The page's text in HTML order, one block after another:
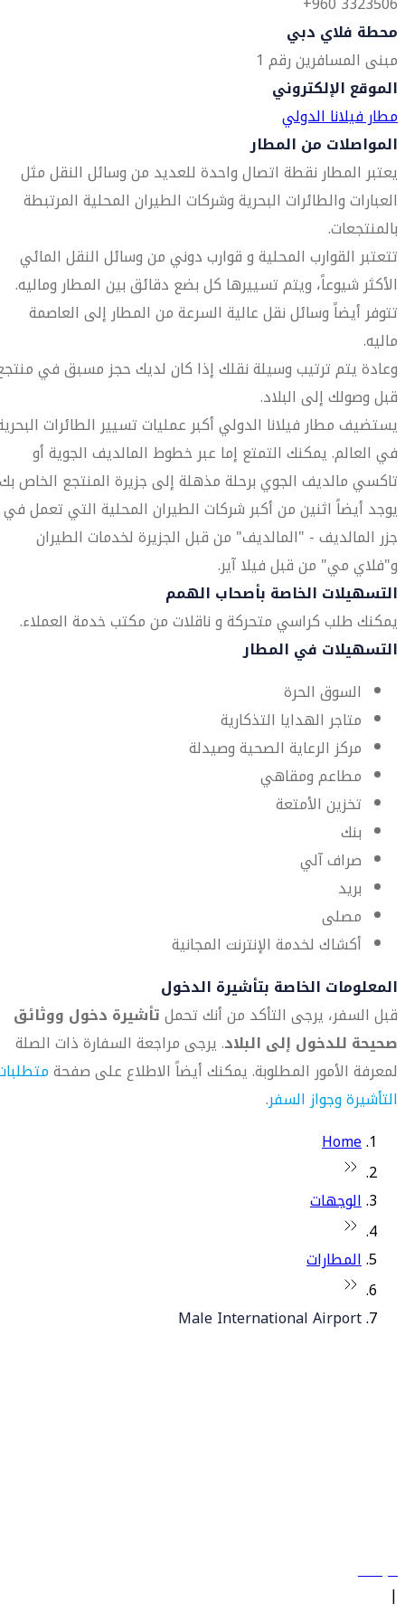
محطة فلاي دبي
مبنى المسافرين رقم 1
الموقع الإلكتروني
مطار فيلانا الدولي
المواصلات من المطار
يعتبر المطار نقطة اتصال واحدة للعديد من وسائل النقل مثل
العبارات والطائرات البحرية وشركات الطيران المحلية المرتبطة
بالمنتجعات.
تتعتبر القوارب المحلية و قوارب دوني من وسائل النقل المائي
الأكثر شيوعاً، ويتم تسييرها كل بضع دقائق بين المطار وماليه.
تتوفر أيضاً وسائل نقل عالية السرعة من المطار إلى العاصمة
ماليه.
وعادة يتم ترتيب وسيلة نقلك إذا كان لديك حجز مسبق في
قبل وصولك إلى البلاد.
يستضيف مطار فيلانا الدولي أكبر عمليات تسيير الطائرات
في العالم. يمكنك التمتع إما عبر خطوط المالديف الجوية أو
تاكسي مالديف الجوي برحلة مذهلة إلى جزيرة المنتجع الخاص
يوجد أيضاً اثنين من أكبر شركات الطيران المحلية التي تعمل في
جزر المالديف - "المالديف" من قبل الجزيرة لخدمات الطيران
و"فلاي مي" من قبل فيلا آير.
التسهيلات الخاصة بأصحاب الهمم
يمكنك طلب كراسي متحركة و ناقلات من مكتب خدمة العملاء.
التسهيلات في المطار
السوق الحرة
متاجر الهدايا التذكارية
مركز الرعاية الصحية وصيدلة
مطاعم ومقاهي
تخزين الأمتعة
بنك
صراف آلي
بريد
مصلى
أكشاك لخدمة الإنترنت المجانية
المعلومات الخاصة بتأشيرة الدخول
قبل السفر، يرجى التأكد من أنك تحملتأشيرة دخول ووثائق
صحيحة للدخول إلى البلاد. يرجى مراجعة السفارة ذات الصلة
لمعرفة الأمور المطلوبة. يمكنك أيضاً الاطلاع على صفحة
التأشيرة وجواز السفر.
Home
الوجهات
المطارات
Male International Airport
سياساتنا
|